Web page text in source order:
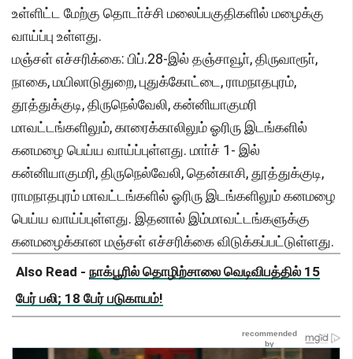
உள்ளிட்ட மேற்கு தொடா்ச்சி மலைப்பகுதிகளில் மழைக்கு
வாய்ப்பு உள்ளது.
மஞ்சள் எச்சரிக்கை: பிப்.28-இல் தஞ்சாவூா், திருவாரூா்,
நாகை, மயிலாடுதுறை, புதுக்கோட்டை, ராமநாதபுரம்,
தூத்துக்குடி, திருநெல்வேலி, கன்னியாகுமரி
மாவட்டங்களிலும், காரைக்காலிலும் ஓரிரு இடங்களில்
கனமழை பெய்ய வாய்ப்புள்ளது. மாா்ச் 1- இல்
கன்னியாகுமரி, திருநெல்வேலி, தென்காசி, தூத்துக்குடி,
ராமநாதபுரம் மாவட்டங்களில் ஓரிரு இடங்களிலும் கனமழை
பெய்ய வாய்ப்புள்ளது. இதனால் இம்மாவட்டங்களுக்கு
கனமழைக்கான மஞ்சள் எச்சரிக்கை விடுக்கப்பட்டுள்ளது.
Also Read - நாக்பூரில் தொழிற்சாலை வெடிவிபத்தில் 15
பேர் பலி; 18 பேர் படுகாயம்!